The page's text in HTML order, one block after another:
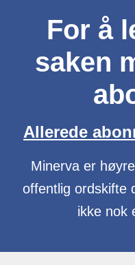
For å
saken
Allerede
Minerva er
offentlig ordskifte
ikke nok